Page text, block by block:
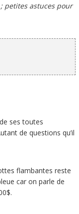
petites astuces pour
ses toutes
de questions qu’il
flambantes reste
car on parle de